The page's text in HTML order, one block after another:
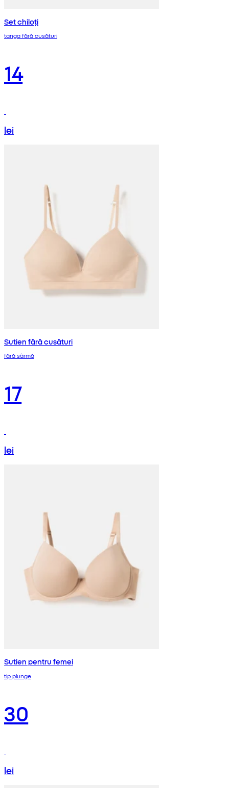
Set chiloți
tanga fără cusături
14
lei
Sutien fără cusături
fără sârmă
17
lei
Sutien pentru femei
tip plunge
30
lei